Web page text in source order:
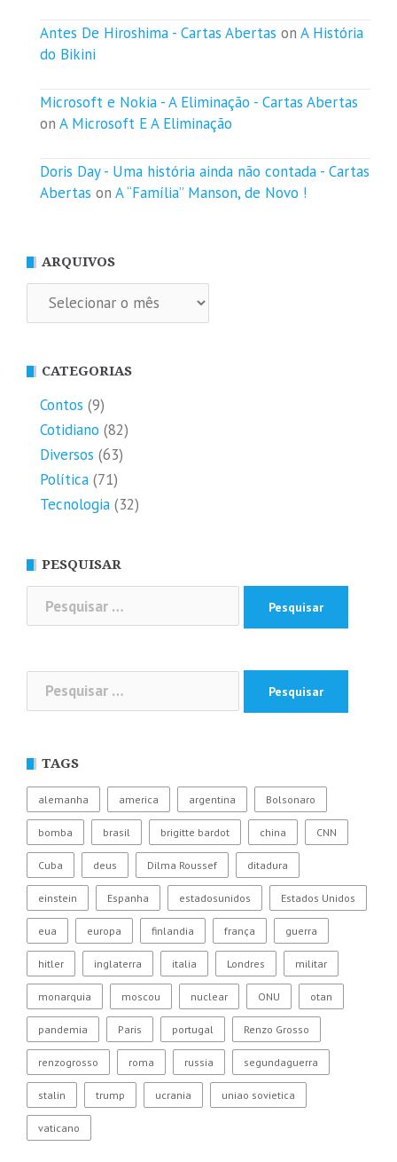
Antes De Hiroshima - Cartas Abertas on A História
do Bikini
Microsoft e Nokia - A Eliminação - Cartas Abertas
on A Microsoft E A Eliminação
Doris Day - Uma história ainda não contada - Cartas
Abertas on A “Família” Manson, de Novo !
ARQUIVOS
Arquivos
CATEGORIAS
Contos (9)
Cotidiano (82)
Diversos (63)
Política (71)
Tecnologia (32)
PESQUISAR
por:
Pesquisar
por:
TAGS
alemanha america argentina Bolsonaro
bomba brasil brigitte bardot china CNN
Cuba deus Dilma Roussef ditadura
einstein Espanha estadosunidos Estados Unidos
eua europa finlandia frança guerra
hitler inglaterra italia Londres militar
monarquia moscou nuclear ONU otan
pandemia Paris portugal Renzo Grosso
renzogrosso roma russia segundaguerra
stalin trump ucrania uniao sovietica
vaticano